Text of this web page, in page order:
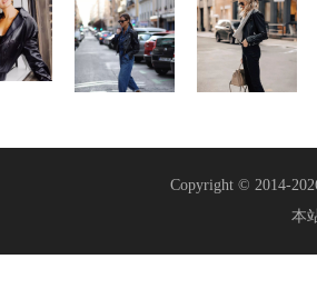
Copyright © 2014-
本